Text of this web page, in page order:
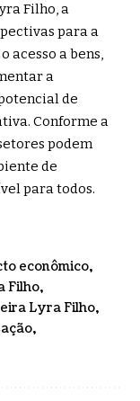
Filho, a
para a
acesso a bens,
a
de
Conforme a
podem
de
para todos.
econômico
Filho
Lyra Filho